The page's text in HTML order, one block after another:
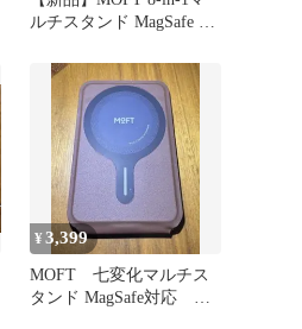
ルチスタンド MagSafe カ
¥3,399
MOFT 七変化マルチス
タンド MagSafe対応 カ